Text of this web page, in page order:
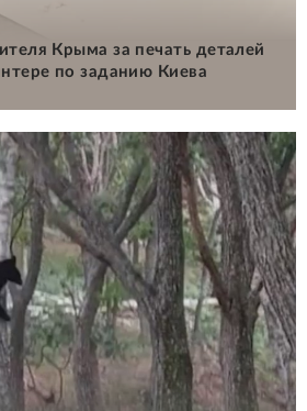
Крыма за печать деталей
по заданию Киева